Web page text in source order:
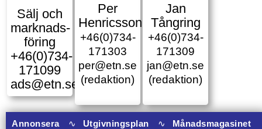
Sälj och
marknads­
föring
+46(0)734-
171099
ads@etn.se
Per
Henricsson
+46(0)734-
171303
per@etn.se
(redaktion)
Jan
Tångring
+46(0)734-
171309
jan@etn.se
(redaktion)
Annonsera ∿ Utgivningsplan ∿
Månadsmagasinet